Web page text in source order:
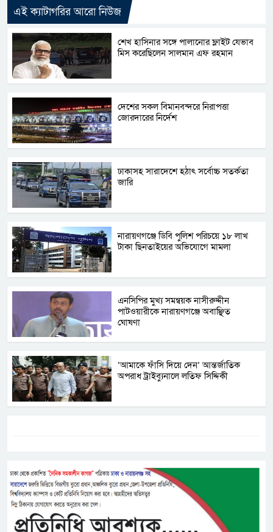
এই ক্যাটাগরির আরো নিউজ
শেখ হাসিনার সঙ্গে পালানোর ফ্লাইট যেভাব
মিস করেছিলেন সালমান এফ রহমান
দেশের সকল বিমানবন্দরে নিরাপত্তা
জোরদারের নির্দেশ
ঢাকাসহ সারাদেশে হঠাৎ সর্বোচ্চ সতর্কতা
জা‌রি
নারায়ণগঞ্জে ডিবি পুলিশ পরিচয়ে ১৮ লাখ
টাকা ছিনতাইয়ের অভিযোগে মামলা
এনসিপির মুখ্য সমন্বয়ক নাসীরুদ্দীন
পাটওয়ারীকে নারায়ণগঞ্জে অবাঞ্ছিত
ঘোষণা
‘আমাকে ফাঁসি দিয়ে দেন’ আন্তর্জাতিক
অপরাধ ট্রাইব্যুনালে লতিফ সিদ্দিকী